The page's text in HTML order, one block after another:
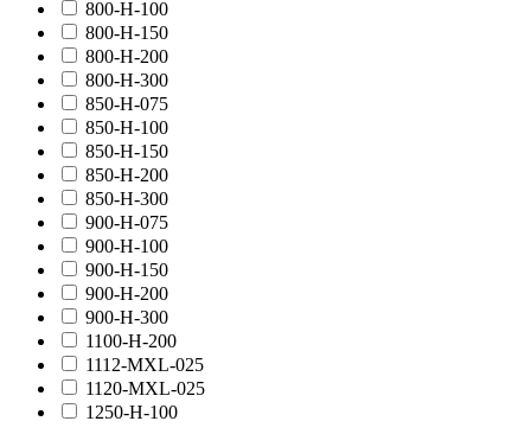
800-H-100
800-H-150
800-H-200
800-H-300
850-H-075
850-H-100
850-H-150
850-H-200
850-H-300
900-H-075
900-H-100
900-H-150
900-H-200
900-H-300
1100-H-200
1112-MXL-025
1120-MXL-025
1250-H-100